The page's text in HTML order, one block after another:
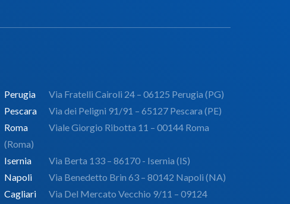
Perugia
Via Fratelli Cairoli 24 – 06125 Perugia (PG)
Pescara
Via dei Peligni 91/91 – 65127 Pescara (PE)
Roma
Viale Giorgio Ribotta 11 – 00144 Roma
(Roma)
Isernia
Via Berta 133 – 86170 - Isernia (IS)
Napoli
Via Benedetto Brin 63 – 80142 Napoli (NA)
Cagliari
Via Del Mercato Vecchio 9/11 – 09124